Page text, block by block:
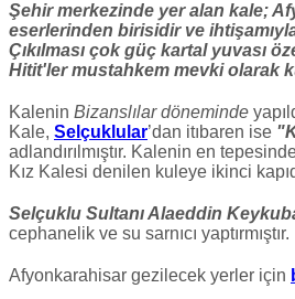
Şehir merkezinde yer alan kale;
eserlerinden birisidir ve
Çıkılması çok güç kartal yuvası
Hitit'ler mustahkem mevki olarak
Kalenin Bizanslılar döneminde
Kale, Selçuklular’dan itıbaren ise
adlandırılmıştır. Kalenin en
Kız Kalesi denilen kuleye ikinci
Selçuklu Sultanı Alaeddin
cephanelik ve su sarnıcı yaptırmıştır.
Afyonkarahisar gezilecek yerler için